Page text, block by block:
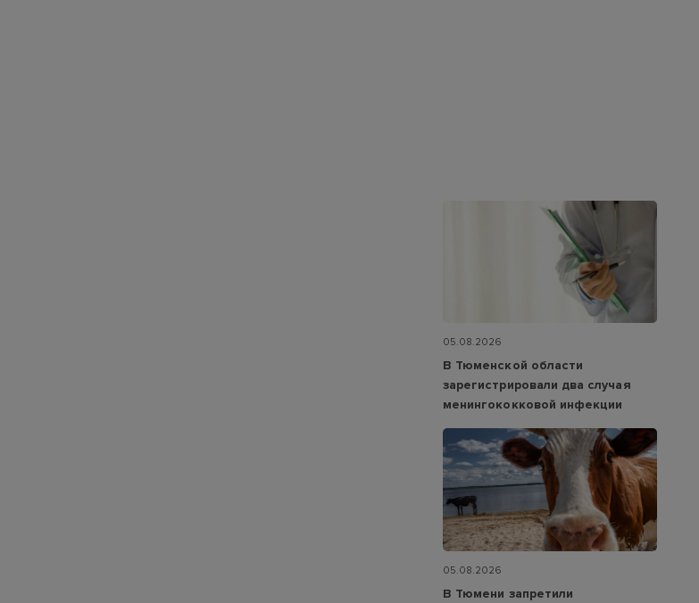
05.08.2026
В Тюменской области
зарегистрировали два случая
менингококковой инфекции
05.08.2026
В Тюмени запретили